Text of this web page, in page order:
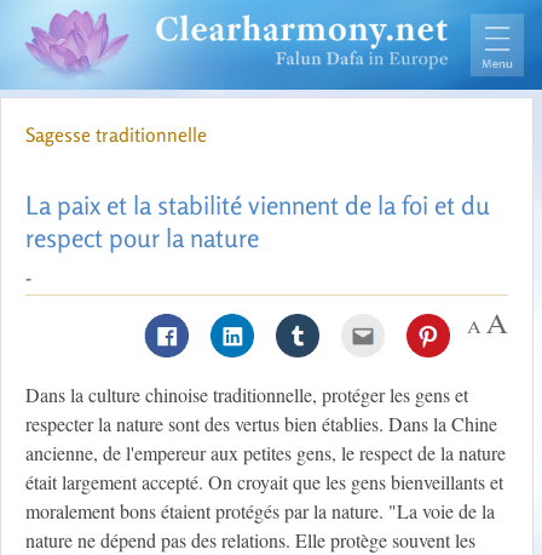
Sagesse traditionnelle
La paix et la stabilité viennent de la foi et du
respect pour la nature
-
Dans la culture chinoise traditionnelle, protéger les gens et
respecter la nature sont des vertus bien établies. Dans la Chine
ancienne, de l'empereur aux petites gens, le respect de la nature
était largement accepté. On croyait que les gens bienveillants et
moralement bons étaient protégés par la nature. "La voie de la
nature ne dépend pas des relations. Elle protège souvent les